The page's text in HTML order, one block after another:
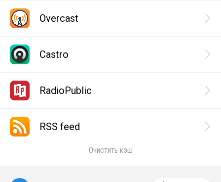
Overcast
Castro
RadioPublic
RSS feed
Очистить кэш